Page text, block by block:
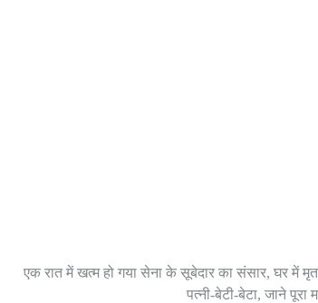
एक रात में खत्म हो गया सेना के सूबेदार का संसार, घर में
पत्नी-बेटी-बेटा, जाने पूरा